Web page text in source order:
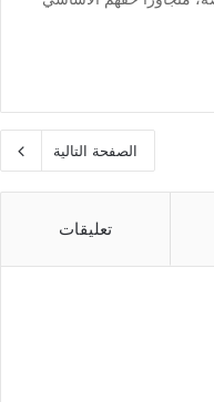
الصفحة التالية
تعليقات